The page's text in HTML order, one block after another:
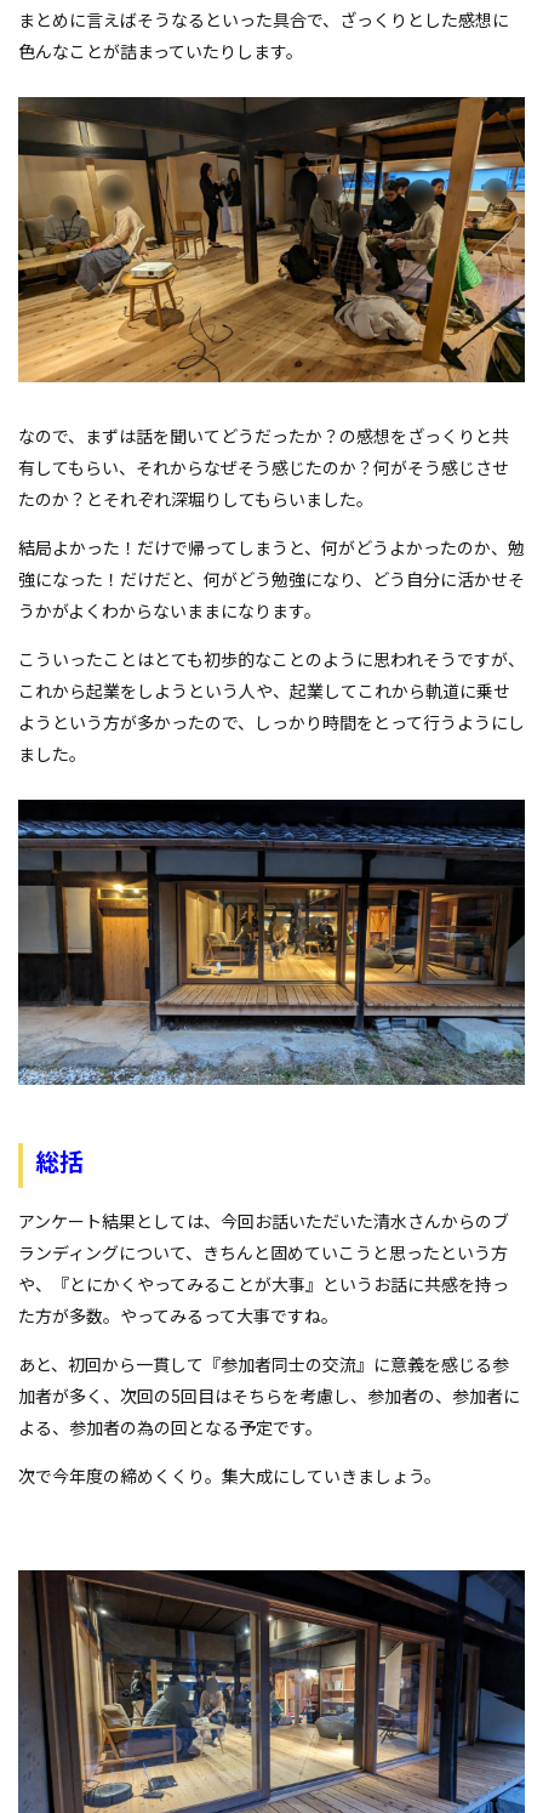
まとめに言えばそうなるといった具合で、ざっくりとした感想に
色んなことが詰まっていたりします。
なので、まずは話を聞いてどうだったか？の感想をざっくりと共
有してもらい、それからなぜそう感じたのか？何がそう感じさせ
たのか？とそれぞれ深堀りしてもらいました。
結局よかった！だけで帰ってしまうと、何がどうよかったのか、勉
強になった！だけだと、何がどう勉強になり、どう自分に活かせそ
うかがよくわからないままになります。
こういったことはとても初歩的なことのように思われそうですが、
これから起業をしようという人や、起業してこれから軌道に乗せ
ようという方が多かったので、しっかり時間をとって行うようにし
ました。
総括
アンケート結果としては、今回お話いただいた清水さんからのブ
ランディングについて、きちんと固めていこうと思ったという方
や、『とにかくやってみることが大事』というお話に共感を持っ
た方が多数。やってみるって大事ですね。
あと、初回から一貫して『参加者同士の交流』に意義を感じる参
加者が多く、次回の5回目はそちらを考慮し、参加者の、参加者に
よる、参加者の為の回となる予定です。
次で今年度の締めくくり。集大成にしていきましょう。